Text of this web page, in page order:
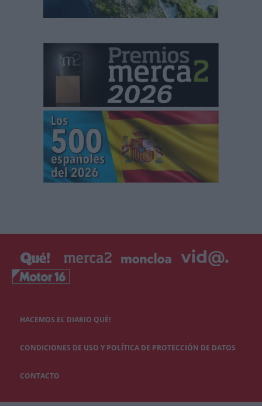
HACEMOS EL DIARIO QUÉ!
CONDICIONES DE USO Y POLÍTICA DE PROTECCIÓN DE DATOS
CONTACTO